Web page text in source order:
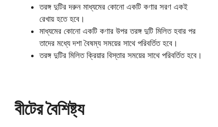
তরঙ্গ দুটির দরুন মাধ্যমের কোনো একটি কণার সরণ একই
রেখায় হতে হবে।
মাধ্যমের কোনো একটি কণার উপর তরঙ্গ দুটি মিলিত হবার পর
তাদের মধ্যে দশা বৈষম্য সময়ের সাথে পরিবর্তিত হবে।
তরঙ্গ দুটির মিলিত ক্রিয়ার বিস্তার সময়ের সাথে পরিবর্তিত হবে।
বীটের বৈশিষ্ট্য